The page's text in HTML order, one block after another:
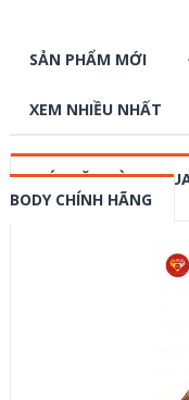
SẢN PHẨM MỚI
XEM NHIỀU NHẤT
MÁY XĂM HÌNH,
BODY CHÍNH HÃNG